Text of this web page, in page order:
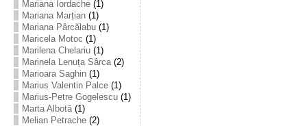
Mariana Iordache(1)
Mariana Marțian(1)
Mariana Pârcălabu(1)
Maricela Motoc (1)
Marilena Chelariu(1)
Marinela Lenuța Sârca(2)
Marioara Saghin(1)
Marius Valentin Palce(1)
Marius-Petre Gogelescu(1)
Marta Albotă(1)
Melian Petrache(2)